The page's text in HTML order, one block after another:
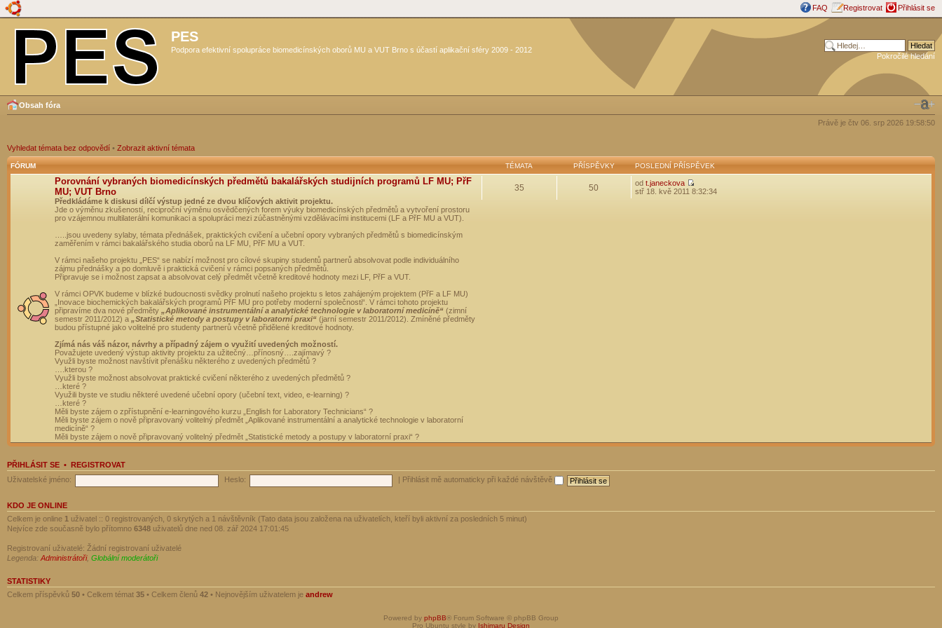
FAQ Registrovat Přihlásit se
PES
Podpora efektivní spolupráce biomedicínských oborů MU a VUT Brno s účastí aplikační sféry 2009 - 2012
Pokročilé hledání
Obsah fóra
Právě je čtv 06. srp 2026 19:58:50
Vyhledat témata bez odpovědí • Zobrazit aktivní témata
FÓRUM TÉMATA PŘÍSPĚVKY POSLEDNÍ PŘÍSPĚVEK
Porovnání vybraných biomedicínských předmětů bakalářských studijních programů LF MU; PřF
MU; VUT Brno
Předkládáme k diskusi dílčí výstup jedné ze dvou klíčových aktivit projektu.
Jde o výměnu zkušeností, reciproční výměnu osvědčených forem výuky biomedicínských předmětů a vytvoření prostoru
pro vzájemnou multilaterální komunikaci a spolupráci mezi zúčastněnými vzdělávacími institucemi (LF a PřF MU a VUT).
…..jsou uvedeny sylaby, témata přednášek, praktických cvičení a učební opory vybraných předmětů s biomedicínským
zaměřením v rámci bakalářského studia oborů na LF MU, PřF MU a VUT.
V rámci našeho projektu „PES“ se nabízí možnost pro cílové skupiny studentů partnerů absolvovat podle individuálního
zájmu přednášky a po domluvě i praktická cvičení v rámci popsaných předmětů.
Připravuje se i možnost zapsat a absolvovat celý předmět včetně kreditové hodnoty mezi LF, PřF a VUT.
V rámci OPVK budeme v blízké budoucnosti svědky prolnutí našeho projektu s letos zahájeným projektem (PřF a LF MU)
„Inovace biochemických bakalářských programů PřF MU pro potřeby moderní společnosti“. V rámci tohoto projektu
připravíme dva nové předměty „Aplikované instrumentální a analytické technologie v laboratorní medicíně“ (zimní
semestr 2011/2012) a „Statistické metody a postupy v laboratorní praxi“ (jarní semestr 2011/2012). Zmíněné předměty
budou přístupné jako volitelné pro studenty partnerů včetně přidělené kreditové hodnoty.
Zjímá nás váš názor, návrhy a případný zájem o využití uvedených možností.
Považujete uvedený výstup aktivity projektu za užitečný…přínosný….zajímavý ?
Využli byste možnost navštívit přenášku některého z uvedených předmětů ?
….kterou ?
Využli byste možnost absolvovat praktické cvičení některého z uvedených předmětů ?
…které ?
Využili byste ve studiu některé uvedené učební opory (učební text, video, e-learning) ?
…které ?
Měli byste zájem o zpřístupnění e-learningového kurzu „English for Laboratory Technicians“ ?
Měli byste zájem o nově připravovaný volitelný předmět „Aplikované instrumentální a analytické technologie v laboratorní
medicíně“ ?
Měli byste zájem o nově připravovaný volitelný předmět „Statistické metody a postupy v laboratorní praxi“ ?
35 50 od t.janeckova
stř 18. kvě 2011 8:32:34
PŘIHLÁSIT SE • REGISTROVAT
Uživatelské jméno:
Heslo: Přihlásit mě automaticky při každé návštěvě
KDO JE ONLINE
Celkem je online 1 uživatel :: 0 registrovaných, 0 skrytých a 1 návštěvník (Tato data jsou založena na uživatelích, kteří byli aktivní za posledních 5 minut)
Nejvíce zde současně bylo přítomno 6348 uživatelů dne ned 08. zář 2024 17:01:45
Registrovaní uživatelé: Žádní registrovaní uživatelé
Legenda: Administrátoři, Globální moderátoři
STATISTIKY
Celkem příspěvků 50 • Celkem témat 35 • Celkem členů 42 • Nejnovějším uživatelem je andrew
Powered by phpBB® Forum Software © phpBB Group
Pro Ubuntu style by Ishimaru Design